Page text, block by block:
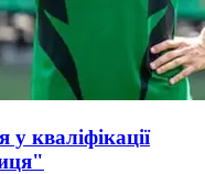
кваліфікації